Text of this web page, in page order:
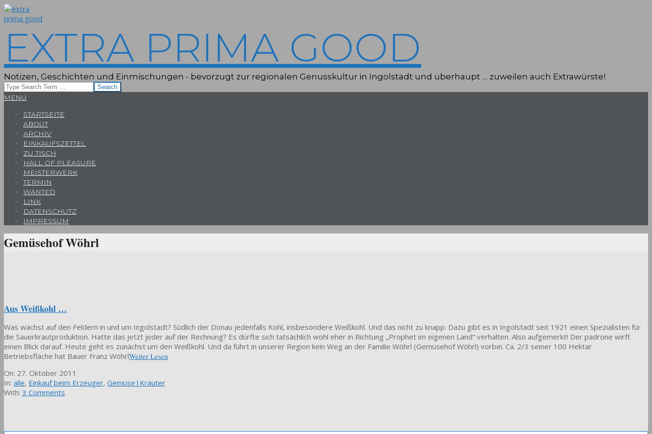
Skip
to
EXTRA PRIMA GOOD
Notizen, Geschichten und Einmischungen - bevorzugt zur regionalen Genusskultur in Ingolstadt und überhaupt … zuweilen auch Extrawürste!
Search
Primary
MENU
STARTSEITE
ABOUT
ARCHIV
EINKAUFSZETTEL
ZU TISCH
HALL OF PLEASURE
MEISTERWERK
TERMIN
WANTED
LINK
DATENSCHUTZ
IMPRESSUM
Gemüsehof Wöhrl
Aus Weißkohl …
Was wächst auf den Feldern in und um Ingolstadt? Südlich der Donau jedenfalls Kohl, insbesondere Weißkohl. Und das nicht zu knapp. Dazu gibt es in Ingolstadt seit 1921 einen Spezialisten für
die Sauerkrautproduktion. Hatte das jetzt jeder auf der Rechnung? Es dürfte sich tatsächlich wohl eher in Richtung „Prophet im eigenen Land“ verhalten. Also aufgemerkt! Der padrone wirft
einen Blick darauf. Heute geht es zunächst um den Weißkohl. Und da führt in unserer Region kein Weg an der Familie Wöhrl (Gemüsehof Wöhrl) vorbei. Ca. 2/3 seiner 100 Hektar
Betriebsfläche hat Bauer Franz WöhrlWeiter Lesen
2011-
10-
27
On: 27. Oktober 2011
In: alle, Einkauf beim Erzeuger, Gemüse|Kräuter
With: 3 Comments